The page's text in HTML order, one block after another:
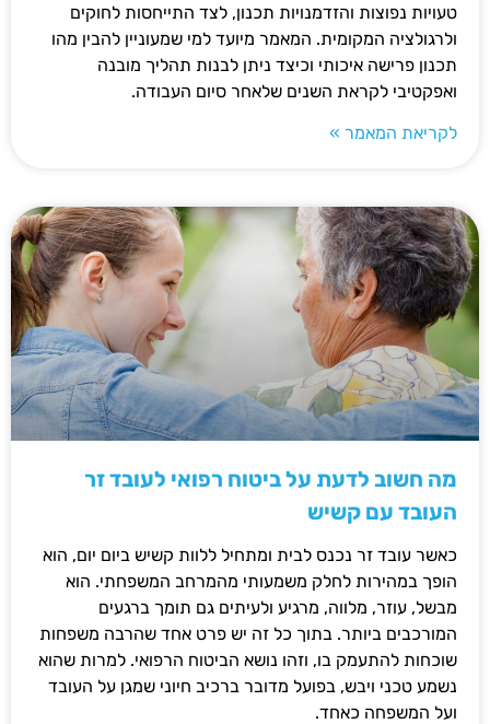
טעויות נפוצות והזדמנויות תכנון, לצד התייחסות לחוקים
ולרגולציה המקומית. המאמר מיועד למי שמעוניין להבין מהו
תכנון פרישה איכותי וכיצד ניתן לבנות תהליך מובנה
ואפקטיבי לקראת השנים שלאחר סיום העבודה.
לקריאת המאמר »
מה חשוב לדעת על ביטוח רפואי לעובד זר
העובד עם קשיש
כאשר עובד זר נכנס לבית ומתחיל ללוות קשיש ביום יום, הוא
הופך במהירות לחלק משמעותי מהמרחב המשפחתי. הוא
מבשל, עוזר, מלווה, מרגיע ולעיתים גם תומך ברגעים
המורכבים ביותר. בתוך כל זה יש פרט אחד שהרבה משפחות
שוכחות להתעמק בו, וזהו נושא הביטוח הרפואי. למרות שהוא
נשמע טכני ויבש, בפועל מדובר ברכיב חיוני שמגן על העובד
ועל המשפחה כאחד.